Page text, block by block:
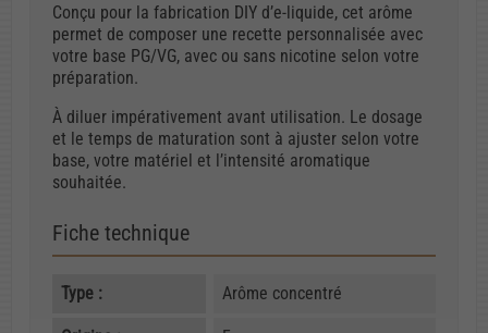
Conçu pour la fabrication DIY d’e-liquide, cet arôme
permet de composer une recette personnalisée avec
votre base PG/VG, avec ou sans nicotine selon votre
préparation.
À diluer impérativement avant utilisation. Le dosage
et le temps de maturation sont à ajuster selon votre
base, votre matériel et l’intensité aromatique
souhaitée.
Fiche technique
Type : Arôme concentré